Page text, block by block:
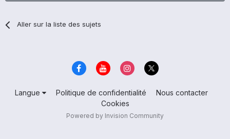
Aller sur la liste des sujets
Langue Politique de confidentialité
Nous contacter
Cookies
Powered by Invision Community